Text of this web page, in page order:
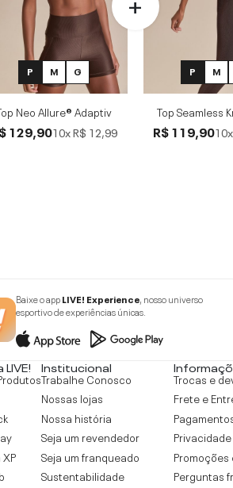
P M G
Neo Allure® Adaptiv
129,9010xR$ 12,99
P M
Top Seamless
R$ 119,90
Baixe o appLIVE! Experience, nosso universo
esportivo de experiências únicas.
XP
Institucional
Trabalhe Conosco
Nossas lojas
Nossa história
Seja um revendedor
Seja um franqueado
Sustentabilidade
Trocas e
Frete e
Privacidade
Promoções
Perguntas